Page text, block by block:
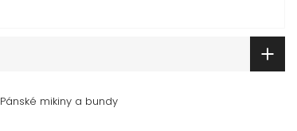
Pánské mikiny a bundy